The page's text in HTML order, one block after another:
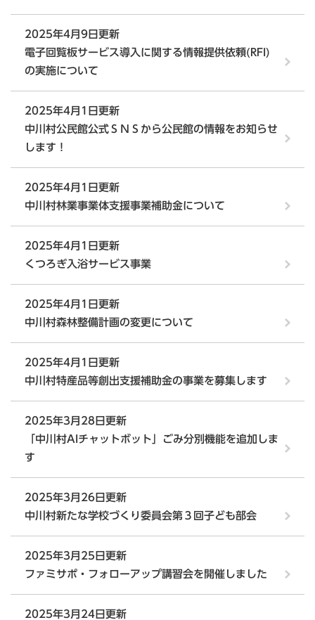
2025年4月9日更新
電子回覧板サービス導入に関する情報提供依頼(RFI)
の実施について
2025年4月1日更新
中川村公民館公式ＳＮＳから公民館の情報をお知らせ
します！
2025年4月1日更新
中川村林業事業体支援事業補助金について
2025年4月1日更新
くつろぎ入浴サービス事業
2025年4月1日更新
中川村森林整備計画の変更について
2025年4月1日更新
中川村特産品等創出支援補助金の事業を募集します
2025年3月28日更新
「中川村AIチャットボット」ごみ分別機能を追加しま
す
2025年3月26日更新
中川村新たな学校づくり委員会第３回子ども部会
2025年3月25日更新
ファミサポ・フォローアップ講習会を開催しました
2025年3月24日更新